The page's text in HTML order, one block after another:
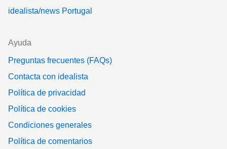
idealista/news Portugal
Ayuda
Preguntas frecuentes (FAQs)
Contacta con idealista
Política de privacidad
Política de cookies
Condiciones generales
Política de comentarios